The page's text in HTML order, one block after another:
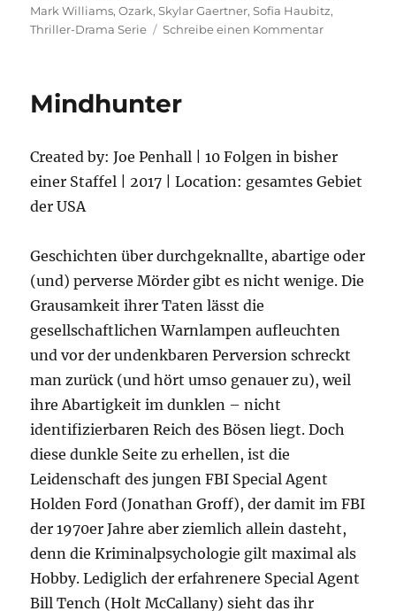
Mark Williams,Ozark,Skylar Gaertner,Sofia Haubitz,
Thriller-Drama Serie
Schreibe einen Kommentarzu
Mindhunter
Created by: Joe Penhall | 10 Folgen in bisher
einer Staffel | 2017 | Location: gesamtes Gebiet
der USA
Geschichten über durchgeknallte, abartige oder
(und) perverse Mörder gibt es nicht wenige. Die
Grausamkeit ihrer Taten lässt die
gesellschaftlichen Warnlampen aufleuchten
und vor der undenkbaren Perversion schreckt
man zurück (und hört umso genauer zu), weil
ihre Abartigkeit im dunklen – nicht
identifizierbaren Reich des Bösen liegt. Doch
diese dunkle Seite zu erhellen, ist die
Leidenschaft des jungen FBI Special Agent
Holden Ford (Jonathan Groff), der damit im FBI
der 1970er Jahre aber ziemlich allein dasteht,
denn die Kriminalpsychologie gilt maximal als
Hobby. Lediglich der erfahrenere Special Agent
Bill Tench (Holt McCallany) sieht das ihr